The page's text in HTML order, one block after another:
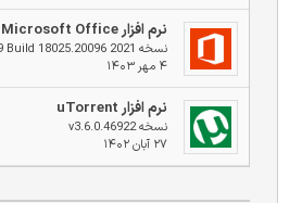
نرم افزار Microsoft Office
نسخه 2021 VL v2409 Build 18025.20096
۴ مهر ۱۴۰۳
نرم افزار uTorrent
نسخه v3.6.0.46922
۲۷ آبان ۱۴۰۲